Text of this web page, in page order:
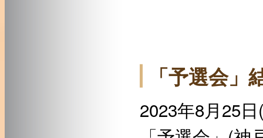
「予選会」
2023年8月25